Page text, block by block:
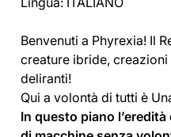
Benvenuti a Phyrexia! Il
creature ibride,
deliranti!
Qui a volontà di tutti è
In questo piano